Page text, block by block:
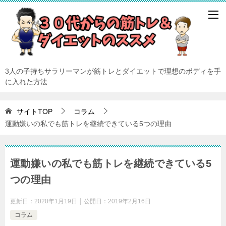
3人の子持ちサラリーマンが筋トレとダイエットで理想のボディを手
に入れた方法
サイトTOP
コラム
運動嫌いの私でも筋トレを継続できている5つの理由
運動嫌いの私でも筋トレを継続できている5
つの理由
更新日： 2020年1月19日 公開日： 2019年2月16日
コラム